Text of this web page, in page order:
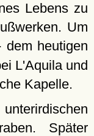
Lebens zu
Um
dem heutigen
L'Aquila und
Kapelle.
Später